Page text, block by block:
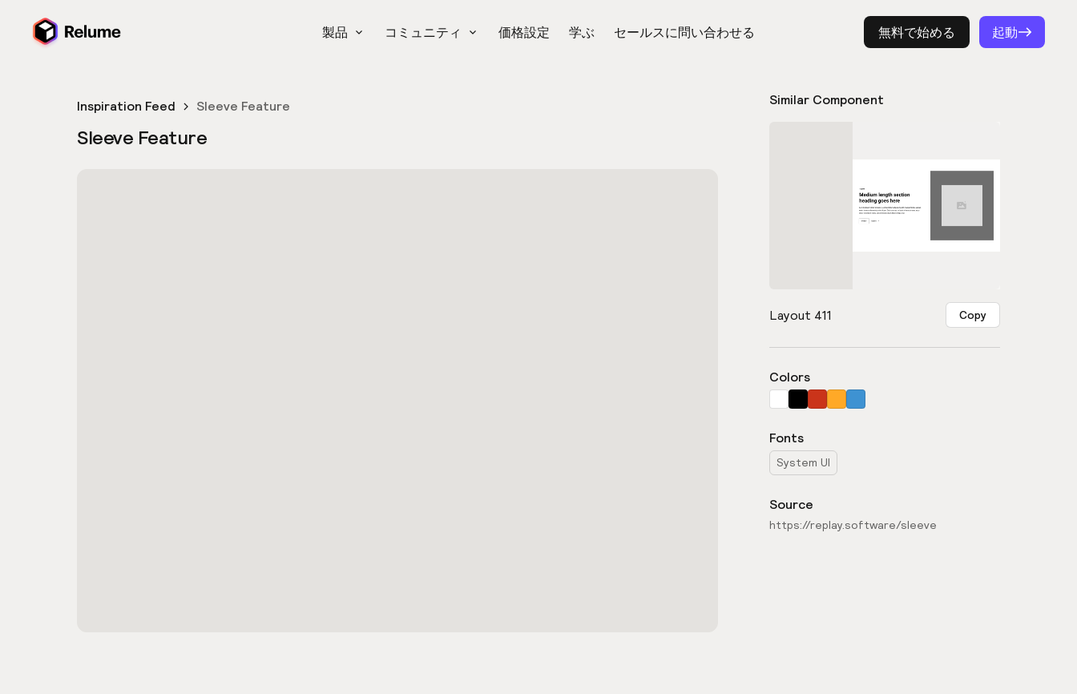
製品 コミュニティ 価格設定 学ぶ セールスに問い合わせる ログイン
無料で始める 起動
Inspiration Feed Sleeve Feature
Sleeve Feature
Similar Component
Layout 411 Copy
Colors
Fonts
System UI
Source
https://replay.software/sleeve